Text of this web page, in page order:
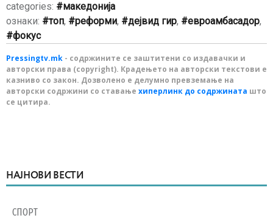
categories:
македонија
ознаки:
топ, реформи, дејвид гир, евроамбасадор,
фокус
Pressingtv.mk - содржините се заштитени со издавачки и
авторски права (copyright). Крадењето на авторски текстови е
казниво со закон. Дозволено е делумно превземање на
авторски содржини со ставање хиперлинк до содржината што
се цитира.
НАЈНОВИ ВЕСТИ
СПОРТ